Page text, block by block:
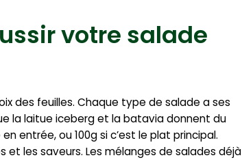
votre salade
des feuilles. Chaque type de salade a ses
la laitue iceberg et la batavia donnent du
entrée, ou 100g si c’est le plat principal.
les saveurs. Les mélanges de salades déjà